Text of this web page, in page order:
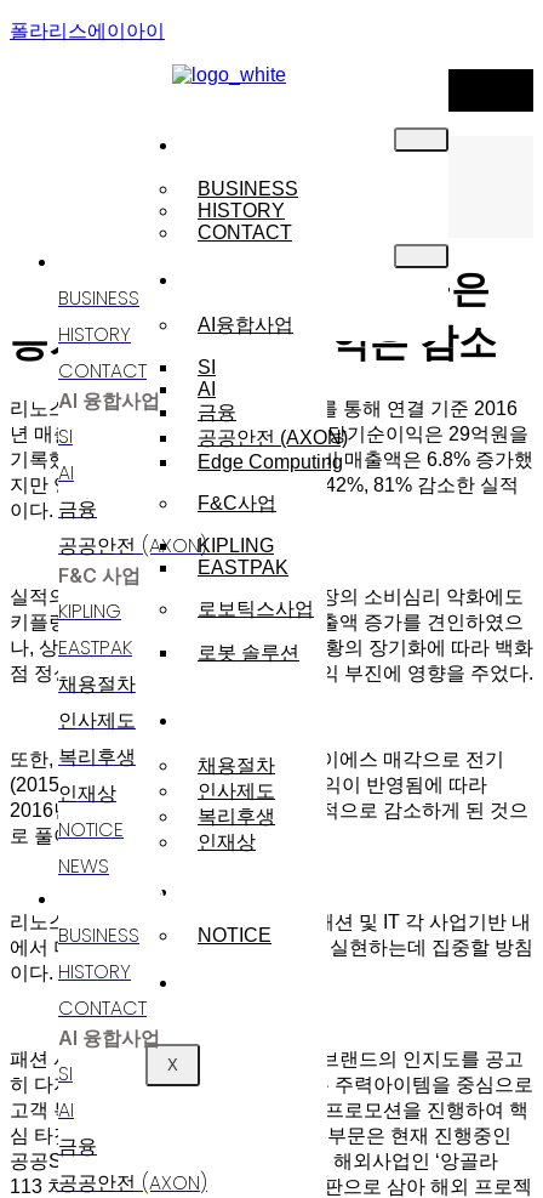
폴라리스에이아이
BUSINESS
HISTORY
CONTACT
AI융합사업
SI
AI
금융
공공안전 (AXON)
Edge Computing
F&C사업
KIPLING
EASTPAK
로보틱스사업
로봇 솔루션
채용절차
인사제도
복리후생
인재상
NOTICE
X
BUSINESS
HISTORY
CONTACT
AI 융합사업
SI
AI
금융
공공안전 (AXON)
F&C 사업
KIPLING
EASTPAK
채용절차
인사제도
복리후생
인재상
NOTICE
NEWS
사업분야
BUSINESS
HISTORY
CONTACT
AI 융합사업
SI
AI
금융
공공안전 (AXON)
NEWS
리노스 2016년 실적, 매출은
증가했지만 영업이익은 감소
리노스(대표이사 이웅상)는 7일 공시를 통해 연결 기준 2016
년 매출 1,003억원, 영업이익 42억원, 당기순이익은 29억원을
기록했다고 밝혔다. 이는 전년동기대비 매출액은 6.8% 증가했
지만 영업이익 및 당기순이익은 각각 42%, 81% 감소한 실적
이다.
실적의 주요 요인으로는 국내 유통시장의 소비심리 악화에도
키플링, 이스트팩의 패션부문에서 매출액 증가를 견인하였으
나, 상품원가는 상승하는 반면 경기불황의 장기화에 따라 백화
점 정상판매 매출은 감소하여 영업이익 부진에 영향을 주었다.
또한, 당기순이익은 자회사 드림씨아이에스 매각으로 전기
(2015년)에 종속기업투자주식처분이익이 반영됨에 따라
2016년 당기순이익이 전년대비 일시적으로 감소하게 된 것으
로 풀이된다.
리노스는 2017년 실적 만회를 위해, 패션 및 IT 각 사업기반 내
에서 미래 전략을 찾아 가시적 성과로 실현하는데 집중할 방침
이다.
패션 사업부문은 키플링과 이스트팩 브랜드의 인지도를 공고
히 다지기 위해 현재 매출 순위가 높은 주력아이템을 중심으로
고객 특성에 맞는 유통채널을 공략한 프로모션을 진행하여 핵
심 타겟층을 공략할 예정이며, IT 사업부문은 현재 진행중인
공공SI 사업 수주 및 지난해 수주한 첫 해외사업인 ‘앙골라
113 치안시스템 고도화 사업’ 등을 발판으로 삼아 해외 프로젝